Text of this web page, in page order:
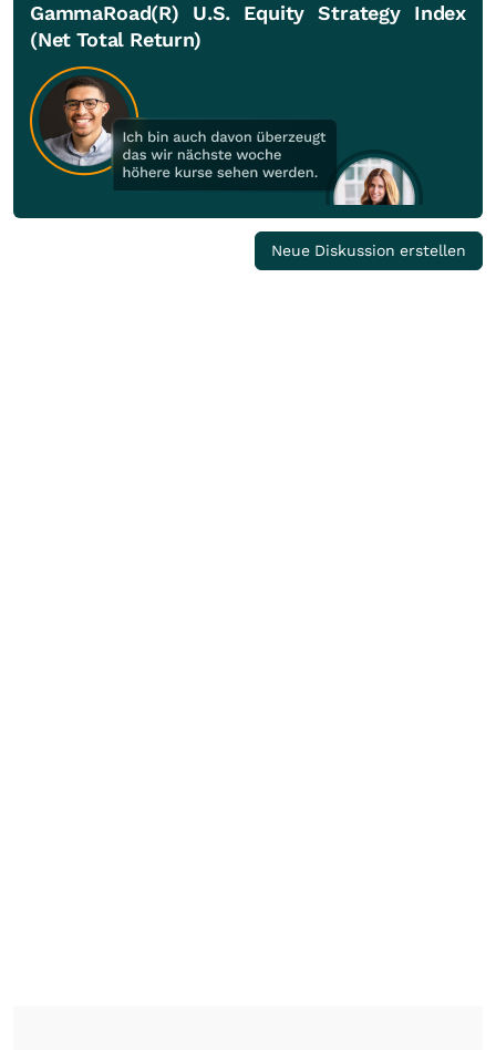
GammaRoad(R) U.S. Equity Strategy Index
(Net Total Return)
Neue Diskussion erstellen